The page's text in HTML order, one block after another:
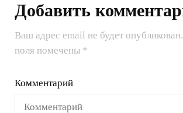
Добавить
Ваш адрес email не будет опубликован.
поля помечены *
Комментарий